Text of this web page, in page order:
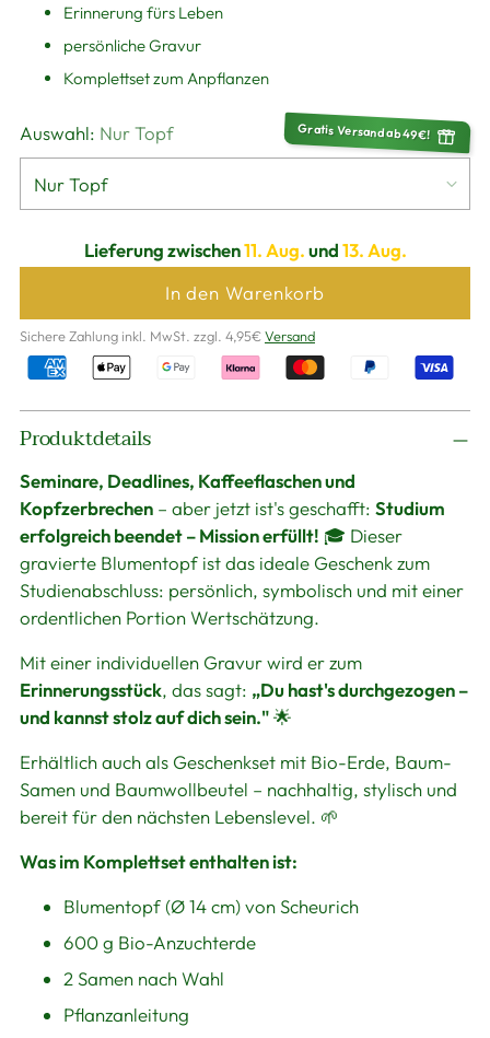
Erinnerung fürs Leben
persönliche Gravur
Komplettset zum Anpflanzen
Auswahl: Nur Topf Gratis Versand ab 49€!
Lieferung zwischen11. Aug.und13. Aug.
In den Warenkorb
Sichere Zahlung inkl. MwSt. zzgl. 4,95€Versand
Produkt
in
Warenkorb
legen
Produktdetails
Seminare, Deadlines, Kaffeeflaschen und
Kopfzerbrechen – aber jetzt ist's geschafft: Studium
erfolgreich beendet – Mission erfüllt! 🎓 Dieser
gravierte Blumentopf ist das ideale Geschenk zum
Studienabschluss: persönlich, symbolisch und mit einer
ordentlichen Portion Wertschätzung.
Mit einer individuellen Gravur wird er zum
Erinnerungsstück, das sagt: „Du hast's durchgezogen –
und kannst stolz auf dich sein."🌟
Erhältlich auch als Geschenkset mit Bio-Erde, Baum-
Samen und Baumwollbeutel – nachhaltig, stylisch und
bereit für den nächsten Lebenslevel. 🌱
Was im Komplettset enthalten ist:
Blumentopf (Ø 14 cm) von Scheurich
600 g Bio-Anzuchterde
2 Samen nach Wahl
Pflanzanleitung